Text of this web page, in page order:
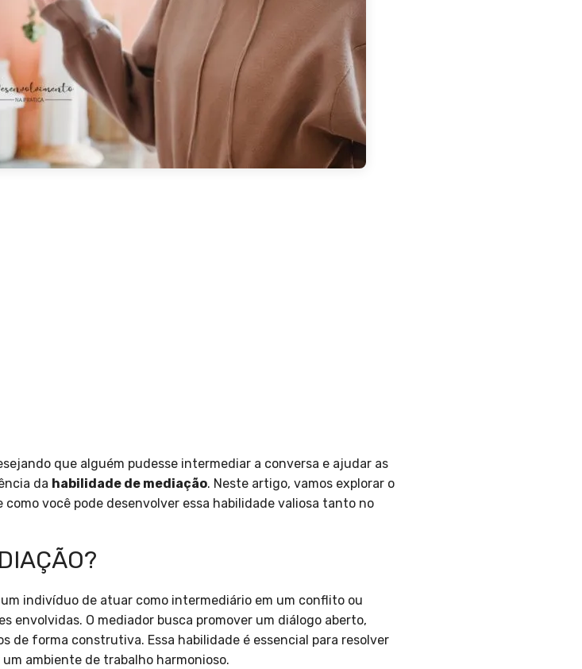
que alguém pudesse intermediar a conversa e ajudar as
da habilidade de mediação. Neste artigo, vamos explorar o
você pode desenvolver essa habilidade valiosa tanto no
indivíduo de atuar como intermediário em um conflito ou
envolvidas. O mediador busca promover um diálogo aberto,
de forma construtiva. Essa habilidade é essencial para resolver
ambiente de trabalho harmonioso.